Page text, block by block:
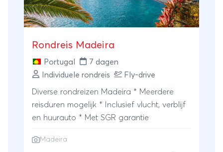
Rondreis Madeira
Portugal
7 dagen
Individuele rondreis
Fly-drive
Diverse rondreizen Madeira * Meerdere
reisduren mogelijk * Inclusief vlucht, verblijf
en huurauto * Met SGR garantie
Madeira